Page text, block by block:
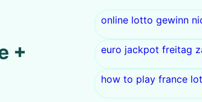
+
online lotto gewinn
euro jackpot freitag
how to play france